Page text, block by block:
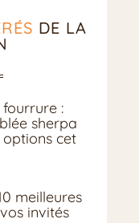
DE LA
:
sherpa
cet
meilleures
invités